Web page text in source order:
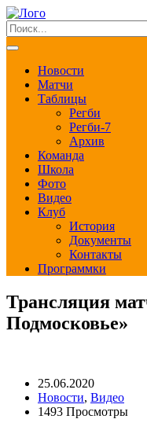
Новости
Матчи
Таблицы
Регби
Регби-7
Архив
Команда
Школа
Фото
Видео
Клуб
История
Документы
Контакты
Программки
Трансляция
Подмосковье»
25.06.2020
Новости, Видео
1493 Просмотры